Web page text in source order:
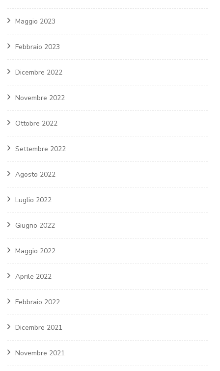
Maggio 2023
Febbraio 2023
Dicembre 2022
Novembre 2022
Ottobre 2022
Settembre 2022
Agosto 2022
Luglio 2022
Giugno 2022
Maggio 2022
Aprile 2022
Febbraio 2022
Dicembre 2021
Novembre 2021